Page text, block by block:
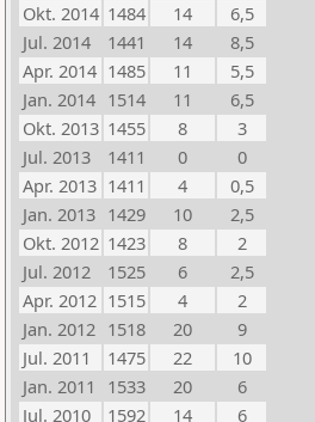
Okt. 2014 1484 14
6,5
Jul. 2014
1441 14
8,5
Apr. 2014 1485 11
5,5
Jan. 2014 1514 11
6,5
Okt. 2013 1455 8
3
Jul. 2013
1411 0
0
Apr. 2013 1411 4
0,5
Jan. 2013 1429 10
2,5
Okt. 2012 1423 8
2
Jul. 2012
1525 6
2,5
Apr. 2012 1515 4
2
Jan. 2012 1518 20
9
Jul. 2011
1475 22
10
Jan. 2011
1533 20
6
Jul. 2010
1592 14
6